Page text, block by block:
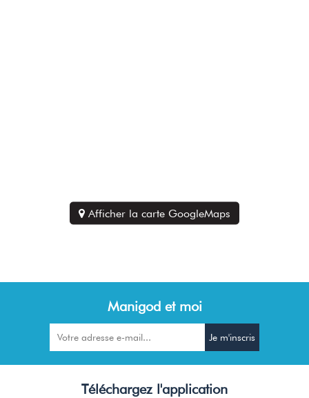
Afficher la carte GoogleMaps
Manigod et moi
Téléchargez l'application